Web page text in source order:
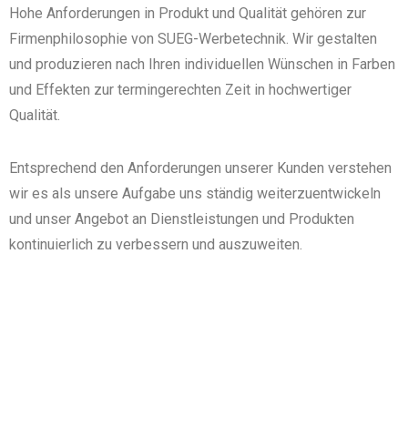
Hohe Anforderungen in Produkt und Qualität gehören zur
Firmenphilosophie von SUEG-Werbetechnik. Wir gestalten
und produzieren nach Ihren individuellen Wünschen in Farben
und Effekten zur termingerechten Zeit in hochwertiger
Qualität.
Entsprechend den Anforderungen unserer Kunden verstehen
wir es als unsere Aufgabe uns ständig weiterzuentwickeln
und unser Angebot an Dienstleistungen und Produkten
kontinuierlich zu verbessern und auszuweiten.